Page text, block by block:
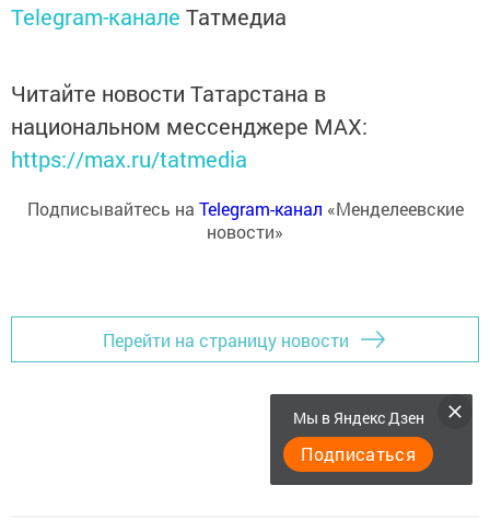
Telegram-канале Татмедиа
Читайте новости Татарстана в
национальном мессенджере MАХ:
https://max.ru/tatmedia
Подписывайтесь на Telegram-канал «Менделеевские
новости»
Перейти на страницу новости
Мы в Яндекс Дзен
Подписаться